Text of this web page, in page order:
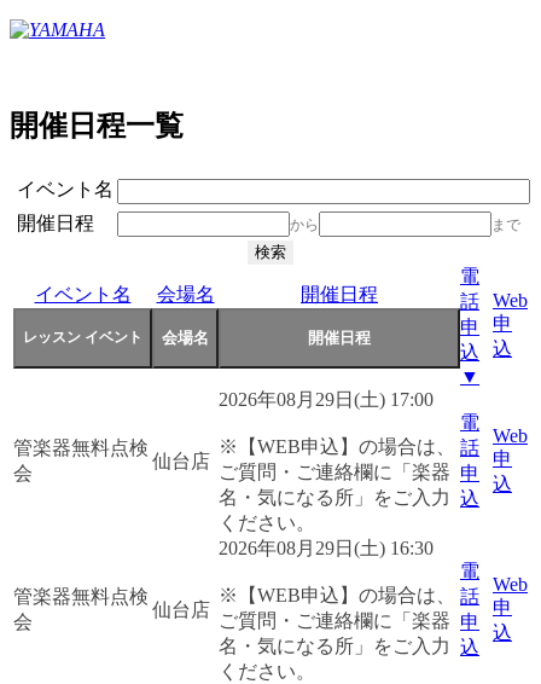
開催日程一覧
イベント名
開催日程
から まで
イベント名 会場名 開催日程
電
話
申
込
▼
Web
申
込
管楽器無料点検
会
仙台店
2026年08月29日(土) 17:00
※【WEB申込】の場合は、
ご質問・ご連絡欄に「楽器
名・気になる所」をご入力
ください。
電
話
申
込
Web
申
込
管楽器無料点検
会
仙台店
2026年08月29日(土) 16:30
※【WEB申込】の場合は、
ご質問・ご連絡欄に「楽器
名・気になる所」をご入力
ください。
電
話
申
込
Web
申
込